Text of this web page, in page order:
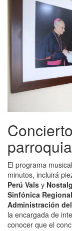
El programa
minutos, incluirá
Perú Vals y
Sinfónica
Administración
la encargada de
conocer que el